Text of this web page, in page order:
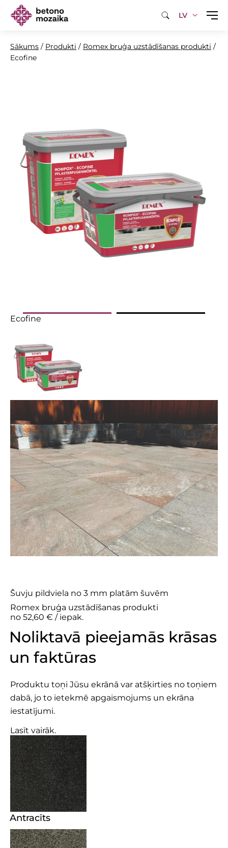
LV
Sākums / Produkti / Romex bruģa uzstādīšanas produkti /
Ecofine
Ecofine
Šuvju pildviela no 3 mm platām šuvēm
Romex bruģa uzstādīšanas produkti
no 52,60 € / iepak.
Noliktavā pieejamās krāsas
un faktūras
Produktu toņi Jūsu ekrānā var atšķirties no toņiem
dabā, jo to ietekmē apgaismojums un ekrāna
iestatījumi.
Lasīt vairāk.
Antracīts